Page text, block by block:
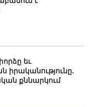
եւ
իրականությունը.
քննարկում